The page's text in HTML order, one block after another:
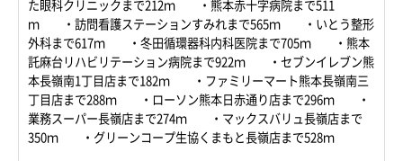
た眼科クリニックまで212ｍ ・熊本赤十字病院まで511
ｍ ・訪問看護ステーションすみれまで565ｍ ・いとう整形
外科まで617ｍ ・冬田循環器科内科医院まで705ｍ ・熊本
託麻台リハビリテーション病院まで922ｍ ・セブンイレブン熊
本長嶺南1丁目店まで182ｍ ・ファミリーマート熊本長嶺南三
丁目店まで288ｍ ・ローソン熊本日赤通り店まで296ｍ ・
業務スーパー長嶺店まで274ｍ ・マックスバリュ長嶺店まで
350ｍ ・グリーンコープ生協くまもと長嶺店まで528ｍ